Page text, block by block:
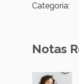
Categoría:
Notas